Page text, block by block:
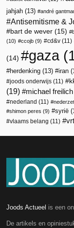
jahjah (13) andré
Antisemitisme &
bart de wever (15)
(10)
ccojb (9) cd&v (11)
(14) gaza
herdenking (13) iran
joods onderwijs (11)
(19)
michael freilich
nederland (11)
shimon peres (9) syrië
vlaams belang (11) vrt
Joods Actueel is een
De artikels en